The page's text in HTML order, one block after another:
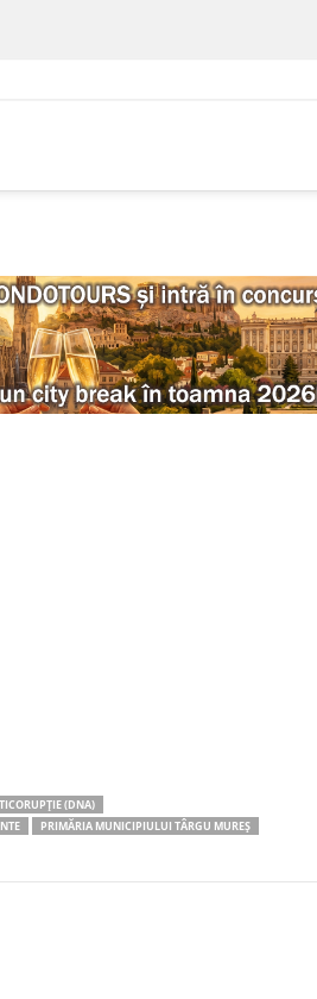
(DNA)
PRIMĂRIA MUNICIPIULUI TÂRGU MUREȘ